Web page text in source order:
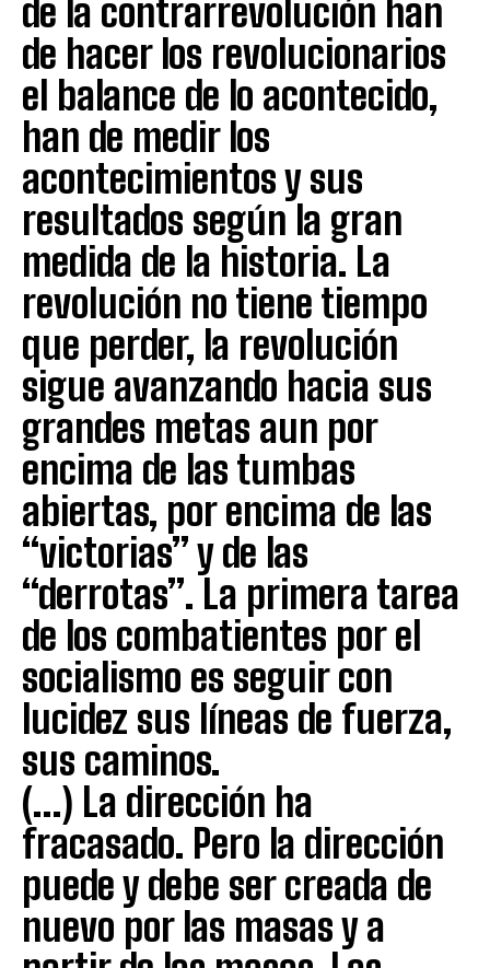
de la contrarrevolución han
de hacer los revolucionarios
el balance de lo acontecido,
han de medir los
acontecimientos y sus
resultados según la gran
medida de la historia. La
revolución no tiene tiempo
que perder, la revolución
sigue avanzando hacia sus
grandes metas aun por
encima de las tumbas
abiertas, por encima de las
“victorias” y de las
“derrotas”. La primera tarea
de los combatientes por el
socialismo es seguir con
lucidez sus líneas de fuerza,
sus caminos.
(…) La dirección ha
fracasado. Pero la dirección
puede y debe ser creada de
nuevo por las masas y a